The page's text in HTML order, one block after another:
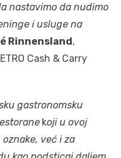
nastavimo da nudimo
i usluge na
Rinnensland,
Cash & Carry
gastronomsku
koji u ovoj
već i za